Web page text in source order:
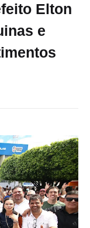
Elton
e